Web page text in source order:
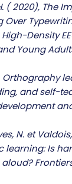
( 2020), The
Over
Density
Young
Orthography
and self-
N. et
learning: Is